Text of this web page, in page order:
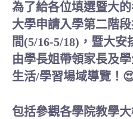
為了給各位填選暨大
大學申請入學第二階
間(5/16-5/18)，暨大
由學長姐帶領家長及
生活/學習場域導覽！
包括參觀各學院教學